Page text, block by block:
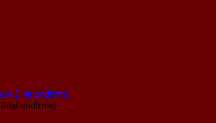
Bilgilendirme)